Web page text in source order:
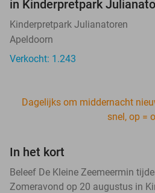
in Kinderpretpark
Kinderpretpark Julianatoren
Apeldoorn
Verkocht: 1.243
Dagelijks om middernacht
snel, op =
In het kort
Beleef De Kleine Zeemeermin
Zomeravond op 20 augustus in